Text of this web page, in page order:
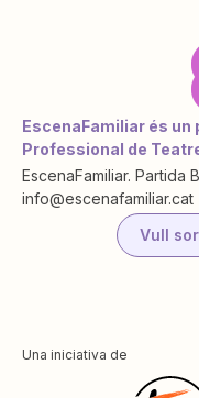
EscenaFamiliar és
Professional de
EscenaFamiliar. Partida
info@escenafamiliar.cat
Vull
Una iniciativa de